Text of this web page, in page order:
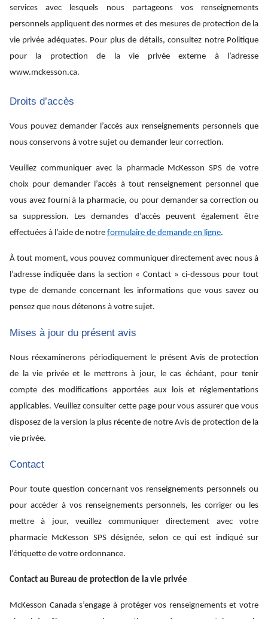
services avec lesquels nous partageons vos renseignements
personnels appliquent des normes et des mesures de protection de la
vie privée adéquates. Pour plus de détails, consultez notre Politique
pour la protection de la vie privée externe à l’adresse
www.mckesson.ca.
Droits d’accès
Vous pouvez demander l’accès aux renseignements personnels que
nous conservons à votre sujet ou demander leur correction.
Veuillez communiquer avec la pharmacie McKesson SPS de votre
choix pour demander l’accès à tout renseignement personnel que
vous avez fourni à la pharmacie, ou pour demander sa correction ou
sa suppression. Les demandes d’accès peuvent également être
effectuées à l’aide de notre formulaire de demande en ligne.
À tout moment, vous pouvez communiquer directement avec nous à
l’adresse indiquée dans la section « Contact » ci-dessous pour tout
type de demande concernant les informations que vous savez ou
pensez que nous détenons à votre sujet.
Mises à jour du présent avis
Nous réexaminerons périodiquement le présent Avis de protection
de la vie privée et le mettrons à jour, le cas échéant, pour tenir
compte des modifications apportées aux lois et réglementations
applicables. Veuillez consulter cette page pour vous assurer que vous
disposez de la version la plus récente de notre Avis de protection de la
vie privée.
Contact
Pour toute question concernant vos renseignements personnels ou
pour accéder à vos renseignements personnels, les corriger ou les
mettre à jour, veuillez communiquer directement avec votre
pharmacie McKesson SPS désignée, selon ce qui est indiqué sur
l’étiquette de votre ordonnance.
Contact au Bureau de protection de la vie privée
McKesson Canada s’engage à protéger vos renseignements et votre